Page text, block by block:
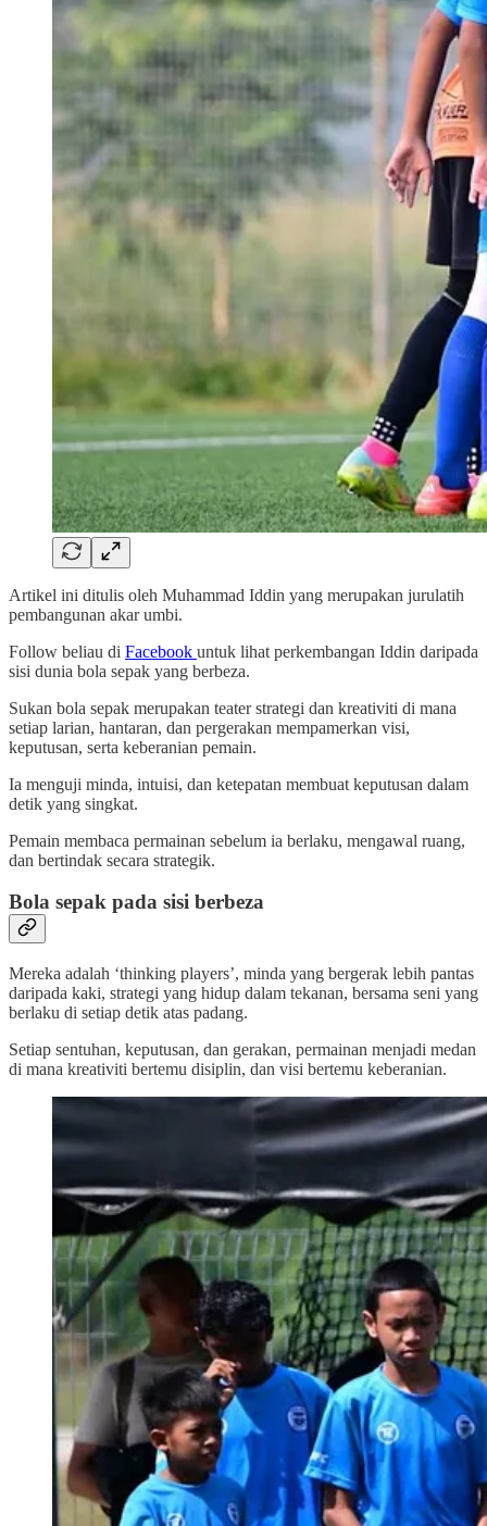
Artikel ini ditulis oleh Muhammad Iddin yang merupakan jurulatih
pembangunan akar umbi.
Follow beliau di Facebook untuk lihat perkembangan Iddin daripada
sisi dunia bola sepak yang berbeza.
Sukan bola sepak merupakan teater strategi dan kreativiti di mana
setiap larian, hantaran, dan pergerakan mempamerkan visi,
keputusan, serta keberanian pemain.
Ia menguji minda, intuisi, dan ketepatan membuat keputusan dalam
detik yang singkat.
Pemain membaca permainan sebelum ia berlaku, mengawal ruang,
dan bertindak secara strategik.
Bola sepak pada sisi berbeza
Mereka adalah ‘thinking players’, minda yang bergerak lebih pantas
daripada kaki, strategi yang hidup dalam tekanan, bersama seni yang
berlaku di setiap detik atas padang.
Setiap sentuhan, keputusan, dan gerakan, permainan menjadi medan
di mana kreativiti bertemu disiplin, dan visi bertemu keberanian.